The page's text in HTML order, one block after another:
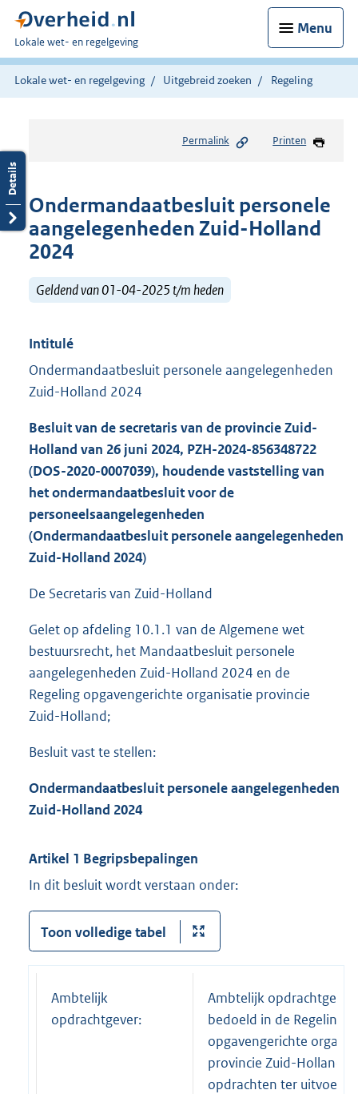
Menu
U
bent
hier:
Lokale wet- en regelgeving
Lokale wet- en regelgeving Uitgebreid zoeken Regeling
Permalink Printen
Ondermandaatbesluit personele
aangelegenheden Zuid-Holland
2024
Geldend van 01-04-2025 t/m heden
Intitulé
Ondermandaatbesluit personele aangelegenheden
Zuid-Holland 2024
Besluit van de secretaris van de provincie Zuid-
Holland van 26 juni 2024, PZH-2024-856348722
(DOS-2020-0007039), houdende vaststelling van
het ondermandaatbesluit voor de
personeelsaangelegenheden
(Ondermandaatbesluit personele aangelegenheden
Zuid-Holland 2024)
De Secretaris van Zuid-Holland
Gelet op afdeling 10.1.1 van de Algemene wet
bestuursrecht, het Mandaatbesluit personele
aangelegenheden Zuid-Holland 2024 en de
Regeling opgavengerichte organisatie provincie
Zuid-Holland;
Besluit vast te stellen:
Ondermandaatbesluit personele aangelegenheden
Zuid-Holland 2024
Artikel 1 Begripsbepalingen
In dit besluit wordt verstaan onder:
Toon volledige tabel
Ambtelijk
opdrachtgever:
Ambtelijk opdrachtgever
bedoeld in de Regeling
opgavengerichte
provincie Zuid-Holland
opdrachten ter